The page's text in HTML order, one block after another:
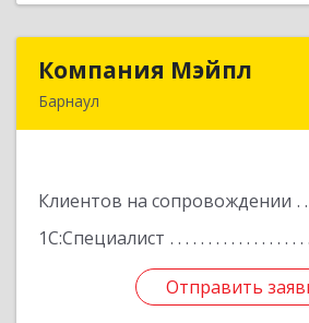
Компания Мэйпл
Барнаул
Клиентов на сопровождении
1С:Специалист
Отправить
Отправить